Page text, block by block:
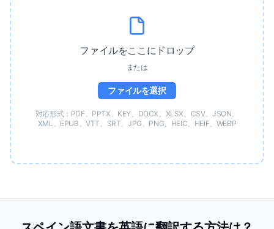
ファイルをここにドロップ
または
ファイルを選択
対応形式：PDF、PPTX、KEY、DOCX、XLSX、CSV、JSON、
XML、EPUB、VTT、SRT、JPG、PNG、HEIC、HEIF、WEBP